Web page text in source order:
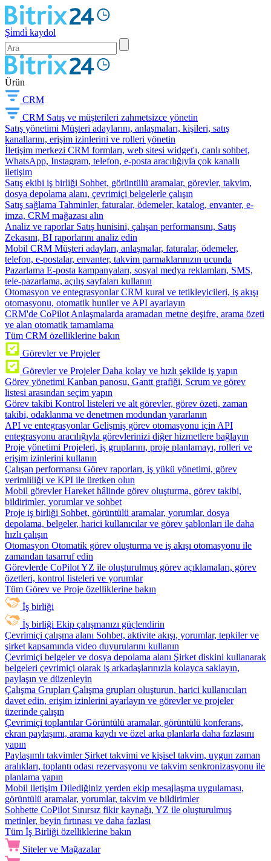
Şi̇mdi̇ kaydol
Ürün
CRM
CRM Satış ve müşterileri zahmetsizce yönetin
Satış yönetimi Müşteri adaylarını, anlaşmaları, kişileri, satış
kanallarını, erişim izinlerini ve rolleri yönetin
İletişim merkezi CRM formları, web sitesi widget'ı, canlı sohbet,
WhatsApp, Instagram, telefon, e-posta aracılığıyla çok kanallı
iletişim
Satış ekibi iş birliği Sohbet, görüntülü aramalar, görevler, takvim,
dosya depolama alanı, çevrimiçi belgelerle çalışın
Satış sağlama Tahminler, faturalar, ödemeler, katalog, envanter, e-
imza, CRM mağazası alın
Analiz ve raporlar Satış hunisini, çalışan performansını, Satış
Zekasını, BI raporlarını analiz edin
Mobil CRM Müşteri adayları, anlaşmalar, faturalar, ödemeler,
telefon, e-postalar, envanter, takvim parmaklarınızın ucunda
Pazarlama E-posta kampanyaları, sosyal medya reklamları, SMS,
tele-pazarlama, açılış sayfaları kullanın
Otomasyon ve entegrasyonlar CRM kural ve tetikleyicileri, iş akışı
otomasyonu, otomatik huniler ve API ayarlayın
CRM'de CoPilot Anlaşmalarda aramadan metne deşifre, arama özeti
ve alan otomatik tamamlama
Tüm CRM özelliklerine bakın
Görevler ve Projeler
Görevler ve Projeler Daha kolay ve hızlı şekilde iş yapın
Görev yönetimi Kanban panosu, Gantt grafiği, Scrum ve görev
listesi arasından seçim yapın
Görev takibi Kontrol listeleri ve alt görevler, görev özeti, zaman
takibi, odaklanma ve denetmen modundan yararlanın
API ve entegrasyonlar Gelişmiş görev otomasyonu için API
entegrasyonu aracılığıyla görevlerinizi diğer hizmetlere bağlayın
Proje yönetimi Projeleri, iş gruplarını, proje planlamayı, rolleri ve
erişim izinlerini kullanın
Çalışan performansı Görev raporları, iş yükü yönetimi, görev
verimliliği ve KPI ile üretken olun
Mobil görevler Hareket hâlinde görev oluşturma, görev takibi,
bildirimler, yorumlar ve sohbet
Proje iş birliği Sohbet, görüntülü aramalar, yorumlar, dosya
depolama, belgeler, harici kullanıcılar ve görev şablonları ile daha
hızlı çalışın
Otomasyon Otomatik görev oluşturma ve iş akışı otomasyonu ile
zamandan tasarruf edin
Görevlerde CoPilotYZ ile oluşturulmuş görev açıklamaları, görev
özetleri, kontrol listeleri ve yorumlar
Tüm Görev ve Proje özelliklerine bakın
İş birliği
İş birliği Ekip çalışmanızı güçlendirin
Çevrimiçi çalışma alanı Sohbet, aktivite akışı, yorumlar, tepkiler ve
şirket kapsamında video duyurularını kullanın
Çevrimiçi belgeler ve dosya depolama alanı Şirket diskini kullanarak
belgeleri çevrimiçi olarak iş arkadaşlarınızla kolayca saklayın,
paylaşın ve düzenleyin
Çalışma Grupları Çalışma grupları oluşturun, harici kullanıcıları
davet edin, erişim izinlerini ayarlayın ve görevler ve projeler
üzerinde çalışın
Çevrimiçi toplantılar Görüntülü aramalar, görüntülü konferans,
ekran paylaşımı, arama kaydı ve özel arka planlarla daha fazlasını
yapın
Paylaşımlı takvimler Şirket takvimi ve kişisel takvim, uygun zaman
aralıkları, toplantı odası rezervasyonu ve takvim senkronizasyonu ile
planlama yapın
Mobil iletişim Dilediğiniz yerden ekip mesajlaşma uygulaması,
görüntülü aramalar, yorumlar, takvim ve bildirimler
Sohbette CoPilot Sınırsız fikir kaynağı, YZ ile oluşturulmuş
metinler, beyin fırtınası ve daha fazlası
Tüm İş Birliği özelliklerine bakın
Siteler ve Mağazalar